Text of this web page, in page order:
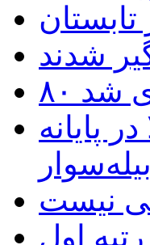
شدند
شد
پایانه
بیله‌سوار
نیست
اول